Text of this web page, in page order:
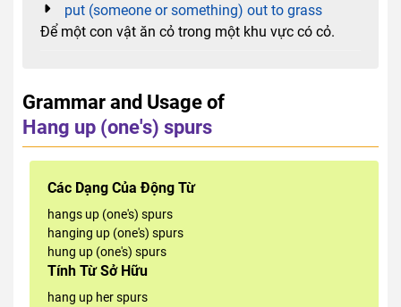
put (someone or something) out to grass
Để một con vật ăn cỏ trong một khu vực có cỏ.
Grammar and Usage of
Hang up (one's) spurs
Các Dạng Của Động Từ
hangs up (one's) spurs
hanging up (one's) spurs
hung up (one's) spurs
Tính Từ Sở Hữu
hang up her spurs